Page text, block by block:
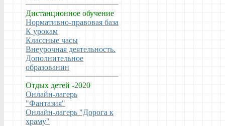
Дистанционное обучение
Нормативно-правовая база
К урокам
Классные часы
Внеурочная деятельность.
Дополнительное
образованин
Отдых детей -2020
Онлайн-лагерь
"Фантазия"
Онлайн-лагерь "Дорога к
храму"